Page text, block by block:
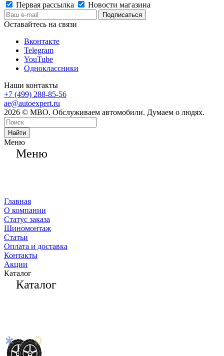
Первая рассылка
Новости магазина
Оставайтесь на связи
Вконтакте
Telegram
YouTube
Одноклассники
Наши контакты
+7 (499) 288-85-56
ae@autoexpert.ru
2026 © МВО. Обслуживаем автомобили. Думаем о людях.
Найти
Меню
Меню
Главная
О компании
Статус заказа
Шиномонтаж
Статьи
Оплата и доставка
Контакты
Акции
Каталог
Каталог